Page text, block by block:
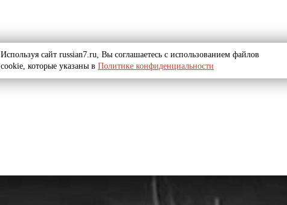
Используя сайт russian7.ru, Вы соглашаетесь с использованием файлов
cookie, которые указаны в Политике конфиденциальности